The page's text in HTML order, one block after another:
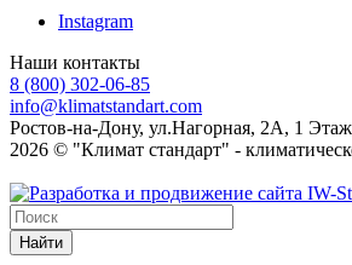
Instagram
Наши контакты
8 (800) 302-06-85
info@klimatstandart.com
Ростов-на-Дону, ул.Нагорная, 2А, 1 Этаж
2026 © "Климат стандарт" -
Найти